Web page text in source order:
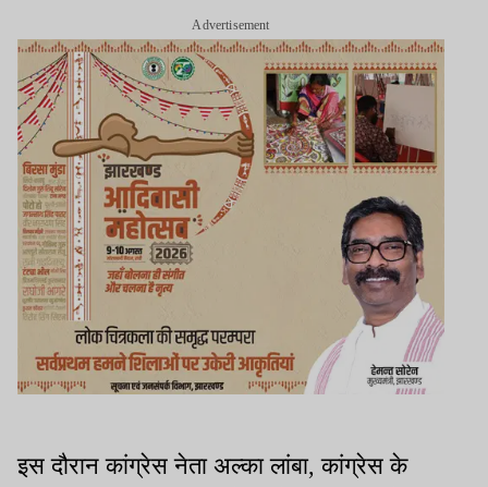
Advertisement
इस दौरान कांग्रेस नेता अल्का लांबा, कांग्रेस के